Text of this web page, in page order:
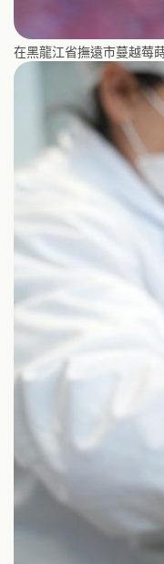
在黑龍江省撫遠市蔓越莓